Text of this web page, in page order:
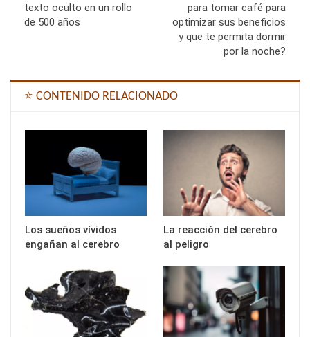
texto oculto en un rollo
de 500 años
para tomar café para
optimizar sus beneficios
y que te permita dormir
por la noche?
⭐ CONTENIDO RELACIONADO
Los sueños vívidos
engañan al cerebro
La reacción del cerebro
al peligro